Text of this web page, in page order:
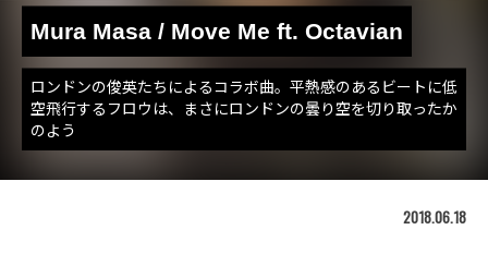
Mura Masa / Move Me ft. Octavian
ロンドンの俊英たちによるコラボ曲。平熱感のあるビートに低
空飛行するフロウは、まさにロンドンの曇り空を切り取ったか
のよう
2018.06.18